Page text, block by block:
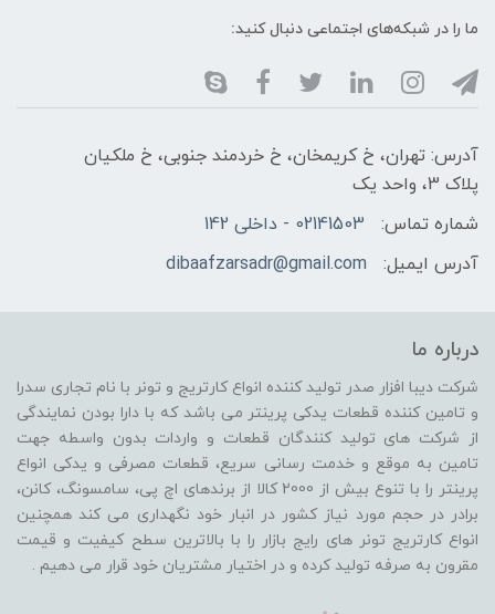
ما را در شبکه‌های اجتماعی دنبال کنید:
آدرس: تهران، خ کریمخان، خ خردمند جنوبی، خ ملکیان
پلاک 3، واحد یک
شماره تماس:
02141503 - داخلی 142
آدرس ایمیل:
dibaafzarsadr@gmail.com
درباره ما
شرکت دیبا افزار صدر تولید کننده انواع کارتریج و تونر با نام تجاری سدرا
و تامین کننده قطعات یدکی پرینتر می باشد که با دارا بودن نمایندگی
از شرکت های تولید کنندگان قطعات و واردات بدون واسطه جهت
تامین به موقع و خدمت رسانی سریع، قطعات مصرفی و یدکی انواع
پرینتر را با تنوع بیش از 2000 کالا از برندهای اچ پی، سامسونگ، کانن،
برادر در حجم مورد نیاز کشور در انبار خود نگهداری می کند همچنین
انواع کارتریج تونر های رایج بازار را با بالاترین سطح کیفیت و قیمت
مقرون به صرفه تولید کرده و در اختیار مشتریان خود قرار می دهیم .